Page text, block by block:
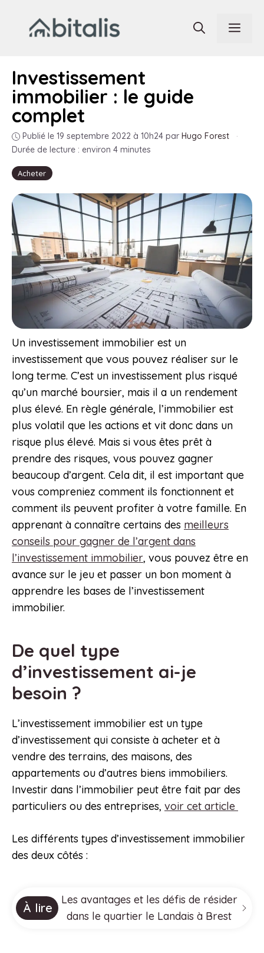
contenu
Acheter
Investissement
immobilier : le guide
complet
Publié le 19 septembre 2022 à 10h24 par Hugo Forest
·
Durée de lecture : environ 4 minutes
Un investissement immobilier est un
investissement que vous pouvez réaliser sur le
long terme. C’est un investissement plus risqué
qu’un marché boursier, mais il a un rendement
plus élevé. En règle générale, l’immobilier est
plus volatil que les actions et vit donc dans un
risque plus élevé. Mais si vous êtes prêt à
prendre des risques, vous pouvez gagner
beaucoup d’argent. Cela dit, il est important que
vous compreniez comment ils fonctionnent et
comment ils peuvent profiter à votre famille. En
apprenant à connaître certains des meilleurs
conseils pour gagner de l’argent dans
l’investissement immobilier, vous pouvez être en
avance sur le jeu et passer un bon moment à
apprendre les bases de l’investissement
immobilier.
De quel type
d’investissement ai-je
besoin ?
L’investissement immobilier est un type
d’investissement qui consiste à acheter et à
vendre des terrains, des maisons, des
appartements ou d’autres biens immobiliers.
Investir dans l’immobilier peut être fait par des
particuliers ou des entreprises, voir cet article
Les différents types d’investissement immobilier
des deux côtés :
À lire
Les avantages et les défis de résider
dans le quartier le Landais à Brest